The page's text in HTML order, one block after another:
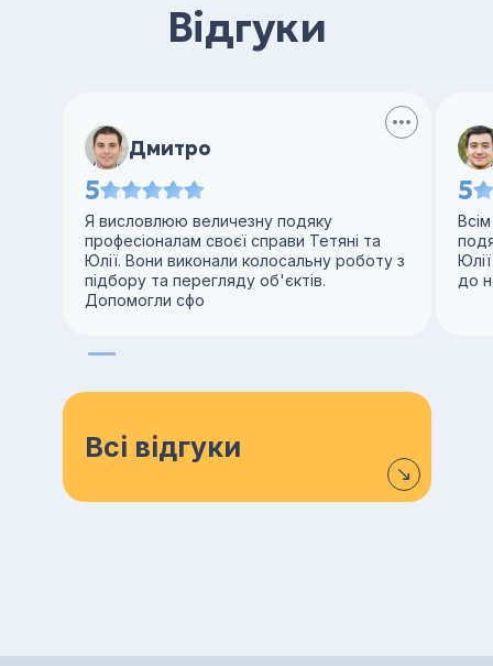
Відгуки
Дмитро
5
Я висловлюю величезну подяку
професіоналам своєї справи Тетяні та
Юлії. Вони виконали колосальну роботу з
підбору та перегляду об'єктів.
Допомогли сфо
5
до
Всі відгуки